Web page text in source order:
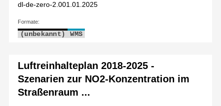
dl-de-zero-2.001.01.2025
Formate:
(unbekannt) WMS
Luftreinhalteplan 2018-2025 -
Szenarien zur NO2-Konzentration im
Straßenraum ...